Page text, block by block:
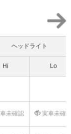
ヘッドライト
Hi Lo
未確認 実車未確